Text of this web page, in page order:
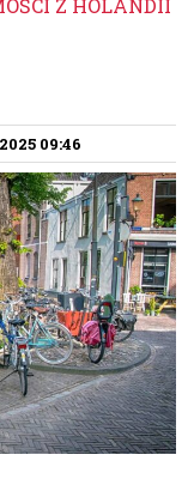
Z HOLANDII
09:46